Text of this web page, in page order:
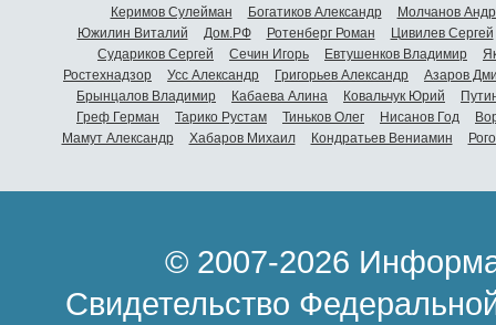
Керимов Сулейман
Богатиков Александр
Молчанов
Южилин Виталий
Дом.РФ Ротенберг Роман
Цивилев Сергей
Судариков Сергей
Сечин Игорь Евтушенков Владимир
Ростехнадзор
Усс Александр Григорьев Александр
Азаров
Брынцалов Владимир
Кабаева Алина Ковальчук Юрий
Греф Герман
Тарико Рустам Тиньков Олег Нисанов Год
Мамут Александр
Хабаров Михаил Кондратьев Вениамин
© 2007-2026
Свидетельство